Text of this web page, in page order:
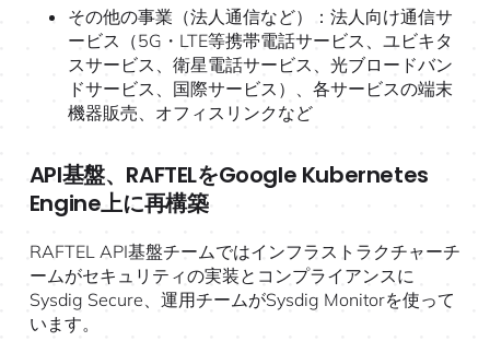
その他の事業（法人通信など）：法人向け通信サ
ービス（5G・LTE等携帯電話サービス、ユビキタ
スサービス、衛星電話サービス、光ブロードバン
ドサービス、国際サービス）、各サービスの端末
機器販売、オフィスリンクなど
API基盤、RAFTELをGoogle Kubernetes
Engine上に再構築
RAFTEL API基盤チームではインフラストラクチャーチ
ームがセキュリティの実装とコンプライアンスに
Sysdig Secure、運用チームがSysdig Monitorを使って
います。